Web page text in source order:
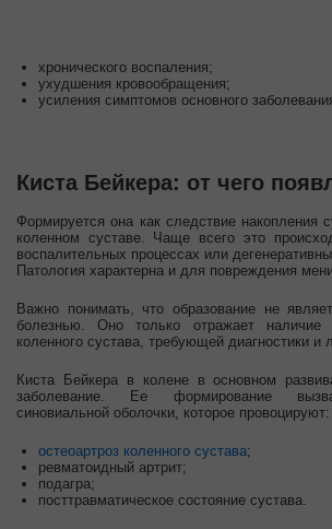
хронического воспаления;
ухудшения кровообращения;
усиления симптомов основного
Киста Бейкера: от чего
Формируется она как следствие накопления
коленном суставе. Чаще всего это
воспалительных процессах или
Патология характерна и для повреждения
Важно понимать, что образование не
болезнью. Оно только отражает наличие
коленного сустава, требующей диагностики и
Киста Бейкера в колене в основном
заболевание. Ее формирование
синовиальной оболочки, которое провоцируют:
остеоартроз коленного сустава;
ревматоидный артрит;
подагра;
посттравматическое состояние сустава.